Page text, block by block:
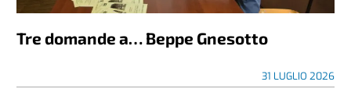
Tre domande a… Beppe Gnesotto
31 LUGLIO 2026